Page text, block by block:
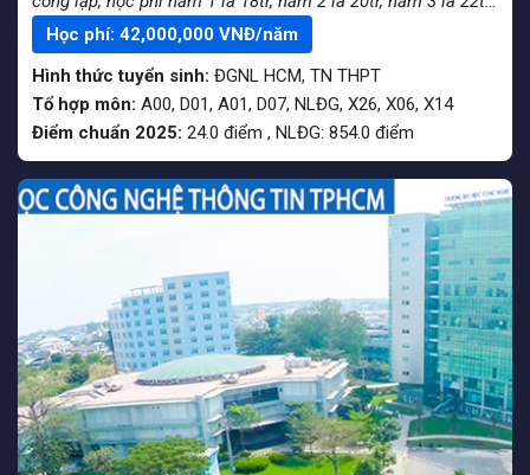
năm 4 là 24tr
Học phí: 42,000,000 VNĐ/năm
Hình thức tuyển sinh: ĐGNL HCM, TN THPT
Tổ hợp môn: A00, D01, A01, D07, NLĐG, X26, X06, X14
Điểm chuẩn 2025: 24.0 điểm , NLĐG: 854.0 điểm